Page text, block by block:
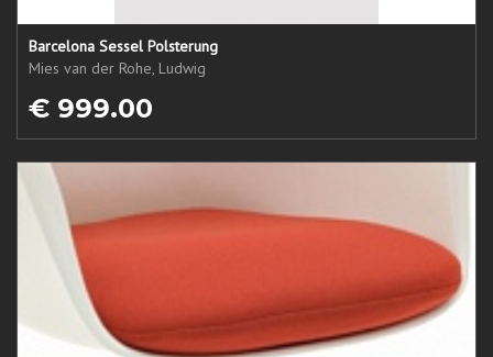
Barcelona Sessel Polsterung
Mies van der Rohe, Ludwig
€ 999.00